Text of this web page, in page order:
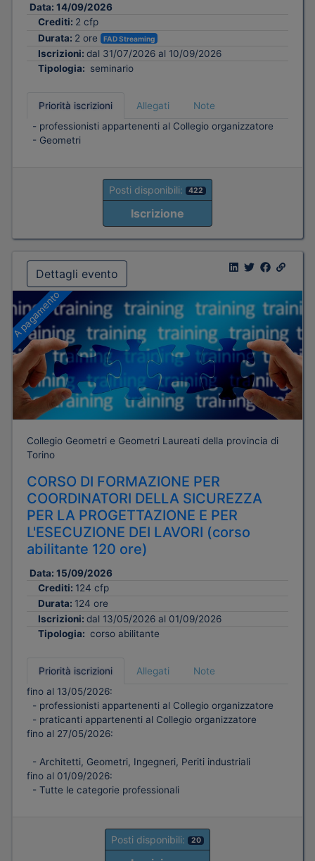
Data: 14/09/2026
Crediti: 2 cfp
Durata: 2 ore FAD Streaming
Iscrizioni: dal 31/07/2026 al 10/09/2026
Tipologia: seminario
Priorità iscrizioni Allegati
Note
- professionisti appartenenti al Collegio organizzatore
- Geometri
Posti disponibili: 422
Iscrizione
Dettagli evento
A pagamento
Collegio Geometri e Geometri Laureati della provincia di
Torino
CORSO DI FORMAZIONE PER
COORDINATORI DELLA SICUREZZA
PER LA PROGETTAZIONE E PER
L'ESECUZIONE DEI LAVORI (corso
abilitante 120 ore)
Data: 15/09/2026
Crediti: 124 cfp
Durata: 124 ore
Iscrizioni: dal 13/05/2026 al 01/09/2026
Tipologia: corso abilitante
Priorità iscrizioni Allegati
Note
fino al 13/05/2026:
- professionisti appartenenti al Collegio organizzatore
- praticanti appartenenti al Collegio organizzatore
fino al 27/05/2026:
- Architetti, Geometri, Ingegneri, Periti industriali
fino al 01/09/2026:
- Tutte le categorie professionali
Posti disponibili: 20